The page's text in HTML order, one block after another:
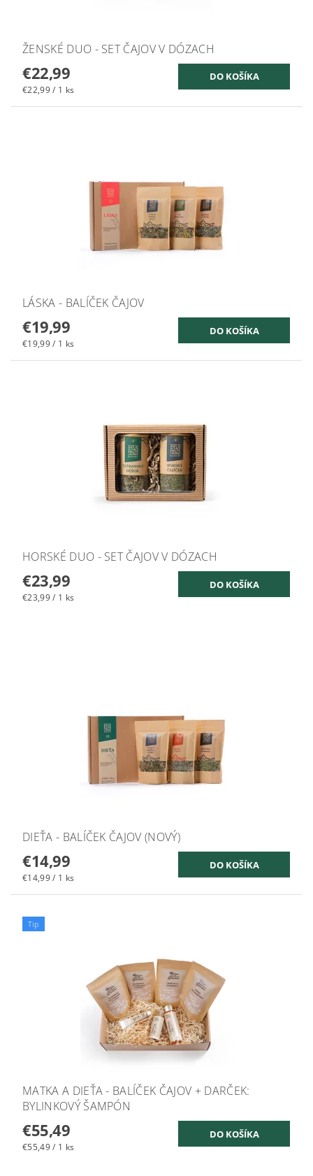
ŽENSKÉ DUO - SET ČAJOV V DÓZACH
€22,99
€22,99 / 1 ks
LÁSKA - BALÍČEK ČAJOV
€19,99
€19,99 / 1 ks
HORSKÉ DUO - SET ČAJOV V DÓZACH
€23,99
€23,99 / 1 ks
DIEŤA - BALÍČEK ČAJOV (NOVÝ)
€14,99
€14,99 / 1 ks
Tip
MATKA A DIEŤA - BALÍČEK ČAJOV + DARČEK:
BYLINKOVÝ ŠAMPÓN
€55,49
€55,49 / 1 ks